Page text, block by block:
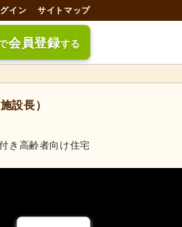
イン サイトマップ
会員登録する
設長）
き高齢者向け住宅